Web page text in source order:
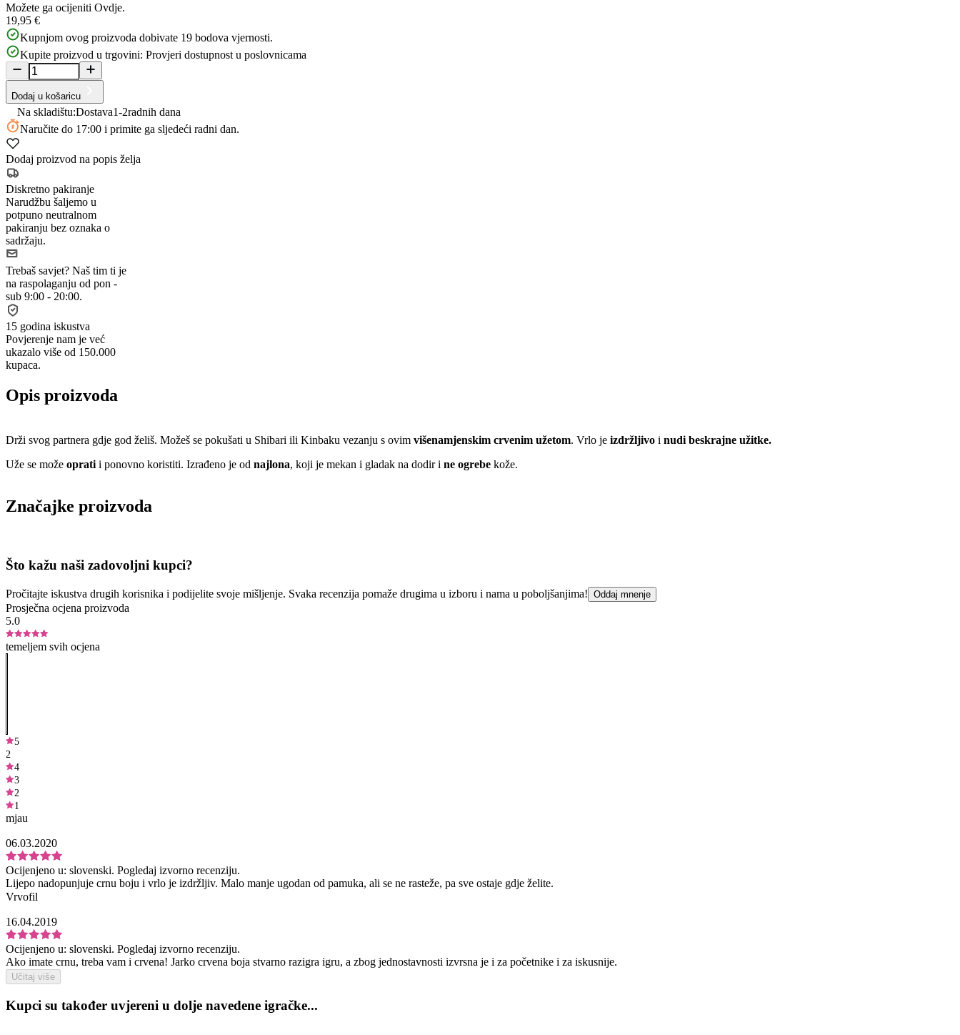
Možete ga ocijeniti Ovdje.
19,95 €
Kupnjom ovog proizvoda dobivate 19 bodova vjernosti.
Kupite proizvod u trgovini: Provjeri dostupnost u poslovnicama
Dodaj u košaricu
Na skladištu:Dostava1-2radnih dana
Naručite do 17:00 i primite ga sljedeći radni dan.
Dodaj proizvod na popis želja
Diskretno pakiranje
Narudžbu šaljemo u
potpuno neutralnom
pakiranju bez oznaka o
sadržaju.
Trebaš savjet? Naš tim ti je
na raspolaganju od pon -
sub 9:00 - 20:00.
15 godina iskustva
Povjerenje nam je već
ukazalo više od 150.000
kupaca.
Opis proizvoda
Drži svog partnera gdje god želiš. Možeš se pokušati u Shibari ili Kinbaku vezanju s ovim višenamjenskim crvenim užetom. Vrlo je izdržljivo i nudi beskrajne užitke.
Uže se može oprati i ponovno koristiti. Izrađeno je od najlona, koji je mekan i gladak na dodir i ne ogrebe kože.
Značajke proizvoda
Što kažu naši zadovoljni kupci?
Pročitajte iskustva drugih korisnika i podijelite svoje mišljenje. Svaka recenzija pomaže drugima u izboru i nama u poboljšanjima! Oddaj mnenje
Prosječna ocjena proizvoda
5.0
temeljem svih ocjena
5
2
4
3
2
1
mjau
06.03.2020
Ocijenjeno u: slovenski. Pogledaj izvorno recenziju.
Lijepo nadopunjuje crnu boju i vrlo je izdržljiv. Malo manje ugodan od pamuka, ali se ne rasteže, pa sve ostaje gdje želite.
Vrvofil
16.04.2019
Ocijenjeno u: slovenski. Pogledaj izvorno recenziju.
Ako imate crnu, treba vam i crvena! Jarko crvena boja stvarno razigra igru, a zbog jednostavnosti izvrsna je i za početnike i za iskusnije.
Učitaj više
Kupci su također uvjereni u dolje navedene igračke...